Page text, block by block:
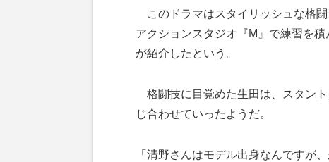
このドラマはスタイリッシュな格
アクションスタジオ『M』で練習を
が紹介したという。
格闘技に目覚めた生田は、スタン
じ合わせていったようだ。
「清野さんはモデル出身なんですが